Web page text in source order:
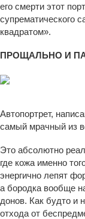
его смерти этот
супрематического
квадратом».
ПРОЩАЛЬНО И
Автопортрет. 1934.
Автопортрет,
самый мрачный из
Это абсолютно
где кожа именно
энергично лепят
а бородка вообще
донов. Как будто и
отхода от